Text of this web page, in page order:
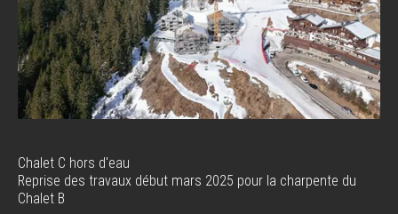
Chalet C hors d'eau
Reprise des travaux début mars 2025 pour la charpente du
Chalet B